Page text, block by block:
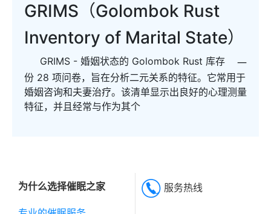
GRIMS（Golombok Rust
Inventory of Marital State）
GRIMS - 婚姻状态的 Golombok Rust 库存
一
份 28 项问卷，旨在分析二元关系的特征。它常用于
婚姻咨询和夫妻治疗。该清单显示出良好的心理测量
特征，并且经常与作为其个
为什么选择催眠之家 服务热线